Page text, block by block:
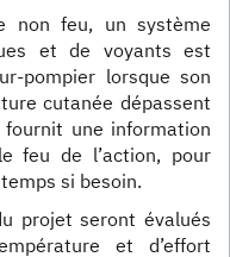
non feu, un système
et de voyants est
pompier lorsque son
cutanée dépassent
une information
feu de l’action, pour
si besoin.
projet seront évalués
et d’effort